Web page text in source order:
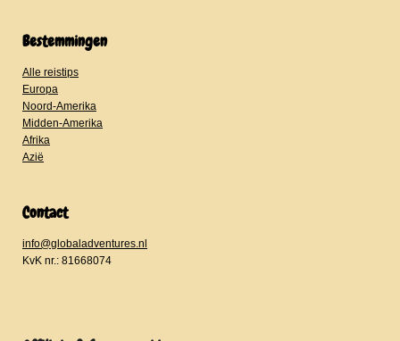
Bestemmingen
Alle reistips
Europa
Noord-Amerika
Midden-Amerika
Afrika
Azië
Contact
info@globaladventures.nl
KvK nr.: 81668074